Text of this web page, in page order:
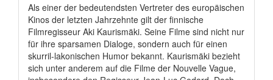
Als einer der bedeutendsten Vertreter des europäischen
Kinos der letzten Jahrzehnte gilt der finnische
Filmregisseur Aki Kaurismäki. Seine Filme sind nicht nur
für ihre sparsamen Dialoge, sondern auch für einen
skurril-lakonischen Humor bekannt. Kaurismäki bezieht
sich unter anderem auf die Filme der Nouvelle Vague,